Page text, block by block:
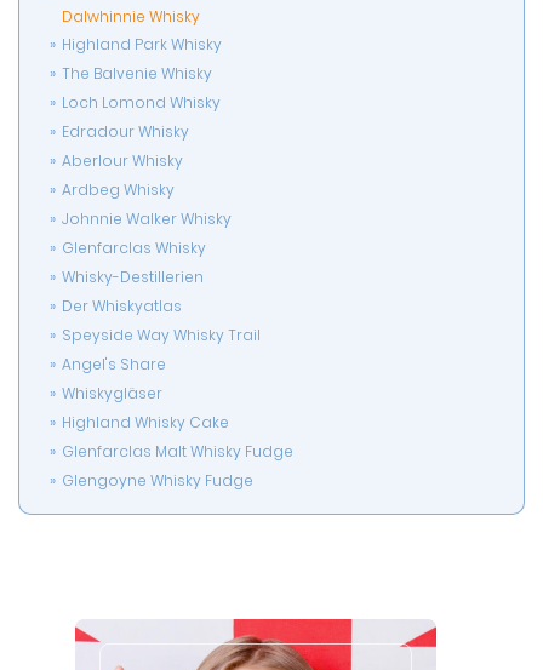
Dalwhinnie Whisky
Highland Park Whisky
The Balvenie Whisky
Loch Lomond Whisky
Edradour Whisky
Aberlour Whisky
Ardbeg Whisky
Johnnie Walker Whisky
Glenfarclas Whisky
Whisky-Destillerien
Der Whiskyatlas
Speyside Way Whisky Trail
Angel's Share
Whiskygläser
Highland Whisky Cake
Glenfarclas Malt Whisky Fudge
Glengoyne Whisky Fudge